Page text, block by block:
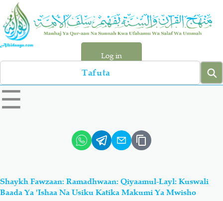
Skip
main
content
Log in
Search
left
sidebar
☰
Hadiyth
Aqiydah Manhaj
Shaykh Fawzaan: Ramadhwaan: Qiyaamul-Layl: Kuswali
Baada Ya 'Ishaa Na Usiku Katika Makumi Ya Mwisho